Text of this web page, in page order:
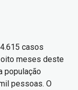
casos
meses deste
população
pessoas. O